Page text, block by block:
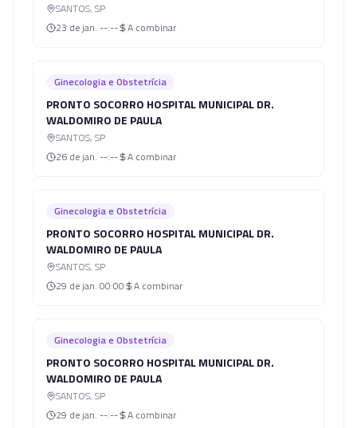
SANTOS, SP
23 de jan. --:-- A combinar
Ginecologia e Obstetrícia
PRONTO SOCORRO HOSPITAL MUNICIPAL DR.
WALDOMIRO DE PAULA
SANTOS, SP
26 de jan. --:-- A combinar
Ginecologia e Obstetrícia
PRONTO SOCORRO HOSPITAL MUNICIPAL DR.
WALDOMIRO DE PAULA
SANTOS, SP
29 de jan. 00:00 A combinar
Ginecologia e Obstetrícia
PRONTO SOCORRO HOSPITAL MUNICIPAL DR.
WALDOMIRO DE PAULA
SANTOS, SP
29 de jan. --:-- A combinar